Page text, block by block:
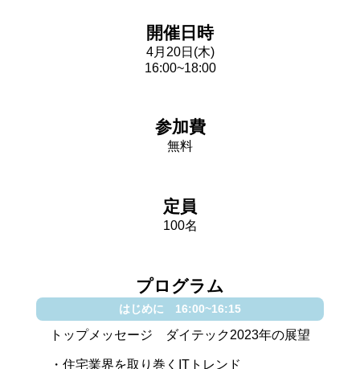
開催日時
4月20日(木)
16:00~18:00
参加費
無料
定員
100名
プログラム
はじめに 16:00~16:15
トップメッセージ ダイテック2023年の展望
・住宅業界を取り巻くITトレンド